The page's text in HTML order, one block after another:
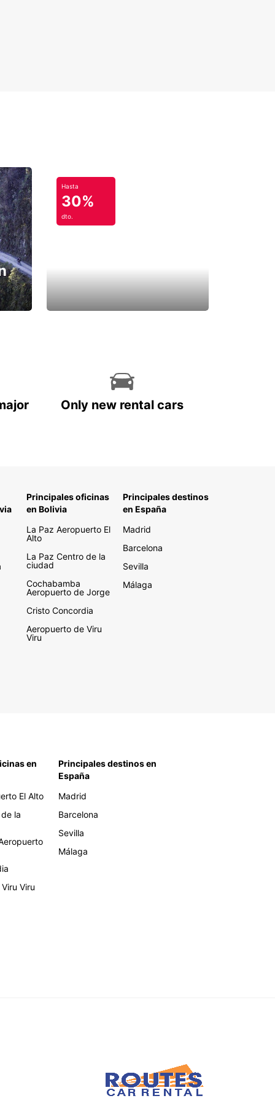
Hasta
30%
dto.
Only new rental cars
Principales oficinas
en Bolivia
La Paz Aeropuerto El
Alto
La Paz Centro de la
ciudad
Cochabamba
Aeropuerto de Jorge
Cristo Concordia
Aeropuerto de Viru
Viru
Principales destinos
en España
Madrid
Barcelona
Sevilla
Málaga
en
El Alto
la
Viru
Principales destinos en
España
Madrid
Barcelona
Sevilla
Málaga